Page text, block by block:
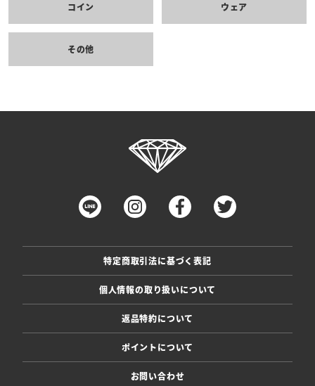
コイン ウェア
その他
特定商取引法に基づく表記
個人情報の取り扱いについて
返品特約について
ポイントについて
お問い合わせ